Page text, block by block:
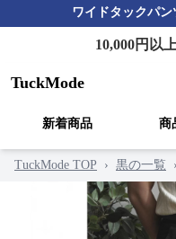
ワイドタックパン
10,000円以
TuckMode
新着商品 商
TuckMode TOP › 黒の一覧 ›